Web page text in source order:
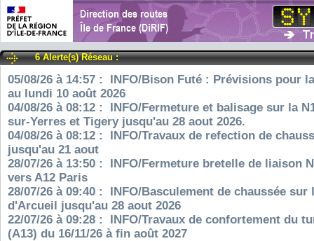
6 Alerte(s) Réseau :
05/08/26 à 14:57 : INFO/Bison Futé : Prévisions pour
au lundi 10 août 2026
04/08/26 à 08:12 : INFO/Fermeture et balisage sur la
sur-Yerres et Tigery jusqu'au 28 aout 2026.
04/08/26 à 08:12 : INFO/Travaux de refection de
jusqu'au 21 aout
28/07/26 à 13:50 : INFO/Fermeture bretelle de liaison
vers A12 Paris
28/07/26 à 09:40 : INFO/Basculement de chaussée sur
d'Arcueil jusqu'au 28 aout 2026
22/07/26 à 09:28 : INFO/Travaux de confortement du
(A13) du 16/11/26 à fin août 2027